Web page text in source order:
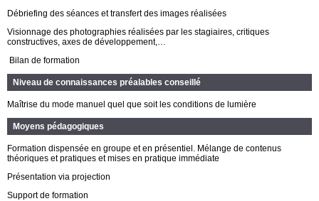
Débriefing des séances et transfert des images réalisées
Visionnage des photographies réalisées par les stagiaires, critiques
constructives, axes de développement,…
Bilan de formation
Niveau de connaissances préalables conseillé
Maîtrise du mode manuel quel que soit les conditions de lumière
Moyens pédagogiques
Formation dispensée en groupe et en présentiel. Mélange de contenus
théoriques et pratiques et mises en pratique immédiate
Présentation via projection
Support de formation